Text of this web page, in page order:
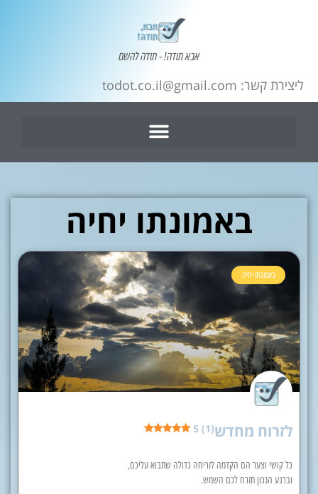
אבא תודה! - תודה להשם
ליצירת קשר: todot.co.il@gmail.com
באמונתו יחיה
באמונתו יחיה
לזרוח מחדש5 (1)
כל קושי וצער הם הקדמה לזריחה גדולה שתבוא עליכם,
וברגע הנכון תזרח לכם השמש.